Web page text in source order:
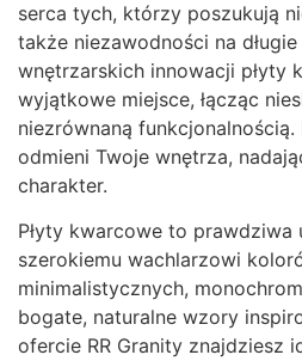
serca tych, którzy poszukują
także niezawodności na
wnętrzarskich innowacji płyty
wyjątkowe miejsce, łącząc
niezrównaną funkcjonalnością.
odmieni Twoje wnętrza,
charakter.
Płyty kwarcowe to prawdziwa
szerokiemu wachlarzowi
minimalistycznych,
bogate, naturalne wzory
ofercie RR Granity znajdziesz